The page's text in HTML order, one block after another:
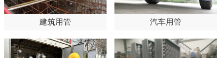
建筑用管 汽车用管